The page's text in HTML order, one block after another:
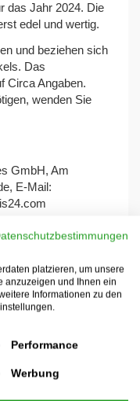
das Jahr 2024. Die
edel und wertig.
und beziehen sich
Das
Circa Angaben.
wenden Sie
GmbH, Am
E-Mail:
platzieren, um unsere
anzuzeigen und Ihnen ein
Informationen zu den
Performance
Werbung